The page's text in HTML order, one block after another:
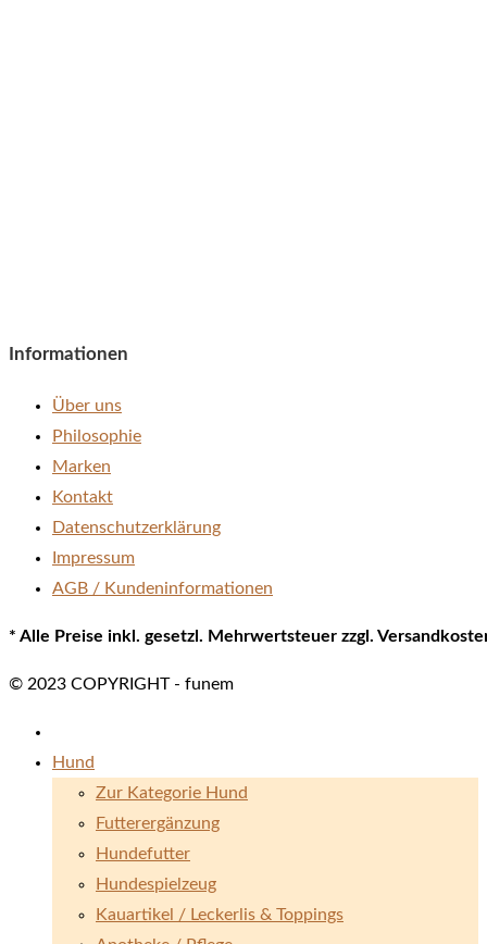
Informationen
Über uns
Philosophie
Marken
Kontakt
Datenschutzerklärung
Impressum
AGB / Kundeninformationen
* Alle Preise inkl. gesetzl. Mehrwertsteuer zzgl.
© 2023 COPYRIGHT - funem
Hund
Zur Kategorie Hund
Futterergänzung
Hundefutter
Hundespielzeug
Kauartikel / Leckerlis & Toppings